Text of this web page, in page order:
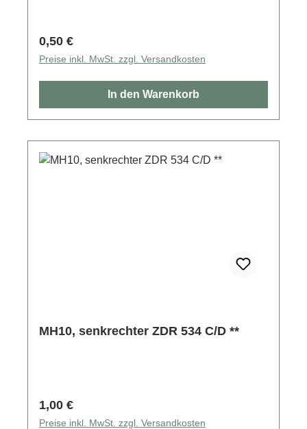
Regulärer Preis:
0,50 €
Preise inkl. MwSt. zzgl. Versandkosten
In den Warenkorb
MH10, senkrechter ZDR 534 C/D **
Regulärer Preis:
1,00 €
Preise inkl. MwSt. zzgl. Versandkosten